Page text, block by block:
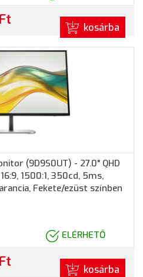
kosárba
(9D9S0UT) - 27.0" QHD
1500:1, 350cd, 5ms,
Fekete/ezüst színben
ELÉRHETŐ
kosárba